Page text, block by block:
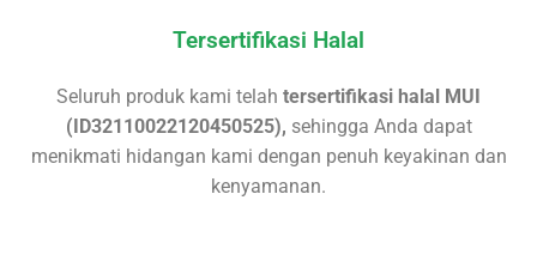
Tersertifikasi Halal
Seluruh produk kami telah tersertifikasi halal MUI
(ID32110022120450525), sehingga Anda dapat
menikmati hidangan kami dengan penuh keyakinan dan
kenyamanan.